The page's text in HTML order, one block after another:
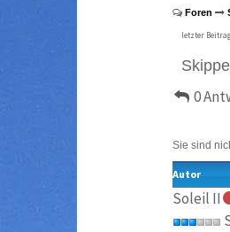
Foren
letzter Beitrag
0
Sie sind
Autor
Soleil II